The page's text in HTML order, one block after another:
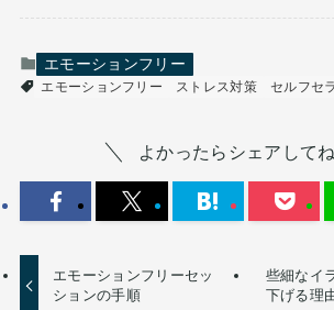
エモーションフリー
エモーションフリー ストレス対策 セルフセ
よかったらシェアしてね
エモーションフリーセッ
ションの手順
些細なイ
下げる理